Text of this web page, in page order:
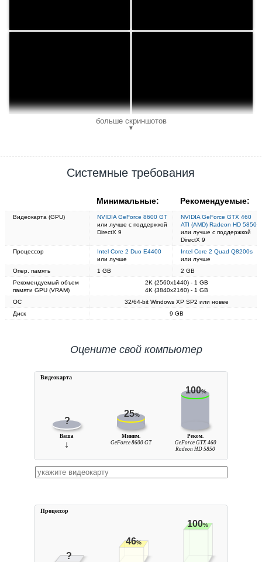
больше скриншотов
▼
Системные требования
Минимальные: Рекомендуемые:
Видеокарта (GPU)
NVIDIA GeForce 8600 GT
или лучше с поддержкой
DirectX 9
NVIDIA GeForce GTX 460
ATI (AMD) Radeon HD 5850
или лучше с поддержкой
DirectX 9
Процессор
Intel Core 2 Duo E4400
или лучше
Intel Core 2 Quad Q8200s
или лучше
Опер. память
1 GB
2 GB
Рекомендуемый объем
памяти GPU (VRAM)
2K (2560x1440) - 1 GB
4K (3840x2160) - 1 GB
ОС
32/64-bit Windows XP SP2 или новее
Диск
9 GB
Оцените свой компьютер
?
25%
100%
Ваша
↓
Миним.
GeForce 8600 GT
Реком.
GeForce GTX 460
Radeon HD 5850
Видеокарта
?
46%
100%
Процессор